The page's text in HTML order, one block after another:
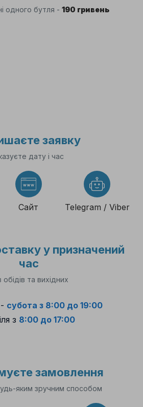
одного бутля - 190 гривень
заявку
дату і час
Cайт Telegram / Viber
у призначений
час
обідів та вихідних
субота з 8:00 до 19:00
з 8:00 до 17:00
замовлення
яким зручним способом